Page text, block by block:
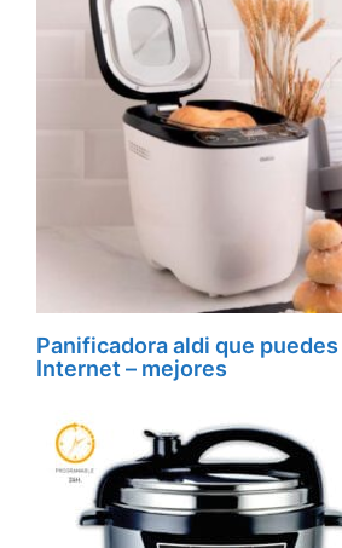
Panificadora aldi que
Internet – mejores